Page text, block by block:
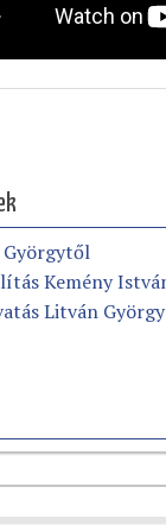
Györgytől
Kemény
Litván